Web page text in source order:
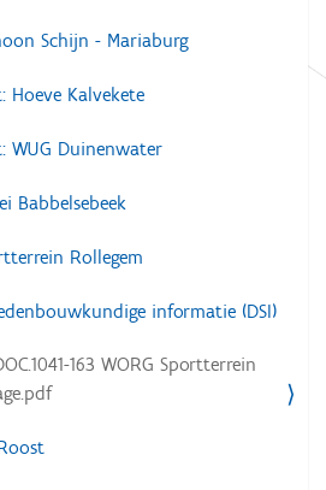
Schijn - Mariaburg
Hoeve Kalvekete
WUG Duinenwater
Babbelsebeek
Rollegem
informatie (DSI)
163 WORG Sportterrein